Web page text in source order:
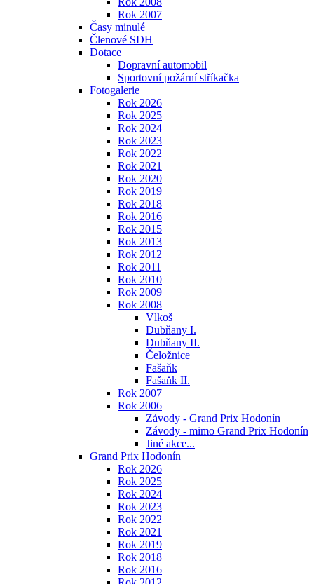
Rok 2007
Časy minulé
Členové SDH
Dotace
Dopravní automobil
Sportovní požární stříkačka
Fotogalerie
Rok 2026
Rok 2025
Rok 2024
Rok 2023
Rok 2022
Rok 2021
Rok 2020
Rok 2019
Rok 2018
Rok 2016
Rok 2015
Rok 2013
Rok 2012
Rok 2011
Rok 2010
Rok 2009
Rok 2008
Vlkoš
Dubňany I.
Dubňany II.
Čeložnice
Fašaňk
Fašaňk II.
Rok 2007
Rok 2006
Závody - Grand Prix Hodonín
Závody - mimo Grand Prix Hodonín
Jiné akce...
Grand Prix Hodonín
Rok 2026
Rok 2025
Rok 2024
Rok 2023
Rok 2022
Rok 2021
Rok 2019
Rok 2018
Rok 2016